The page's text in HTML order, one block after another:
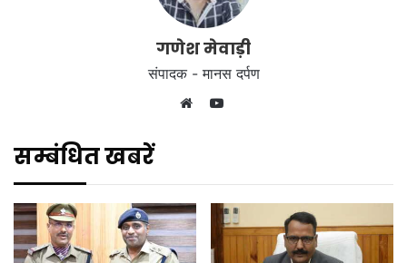
गणेश मेवाड़ी
संपादक - मानस दर्पण
YouTube
सम्बंधित खबरें